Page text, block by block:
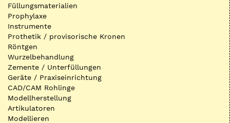
Füllungsmaterialien
Prophylaxe
Instrumente
Prothetik / provisorische Kronen
Röntgen
Wurzelbehandlung
Zemente / Unterfüllungen
Geräte / Praxiseinrichtung
CAD/CAM Rohlinge
Modellherstellung
Artikulatoren
Modellieren